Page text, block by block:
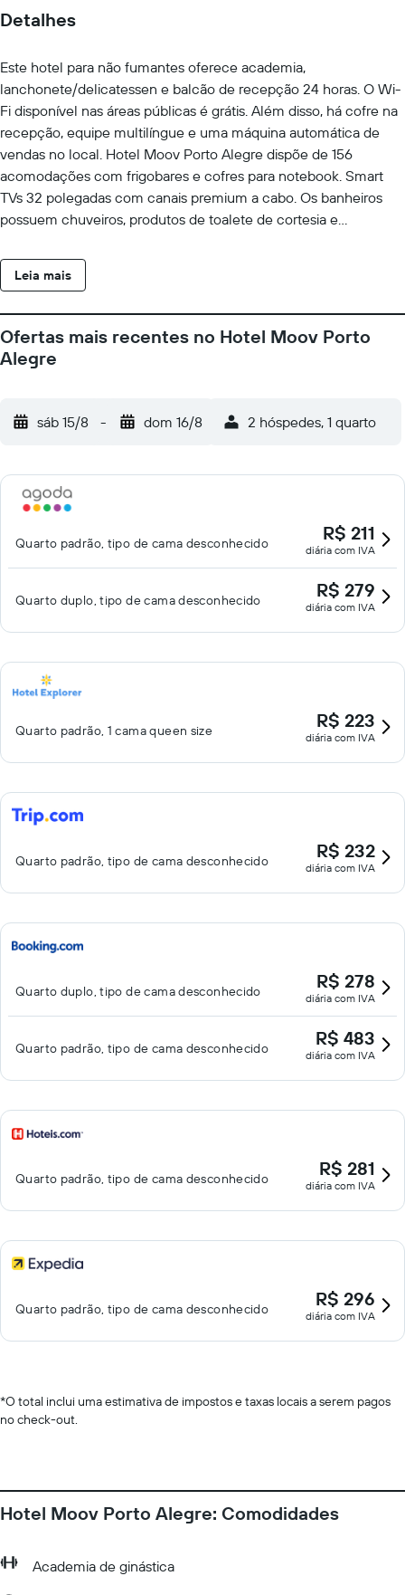
Detalhes
Este hotel para não fumantes oferece academia,
lanchonete/delicatessen e balcão de recepção 24 horas. O Wi-
Fi disponível nas áreas públicas é grátis. Além disso, há cofre na
recepção, equipe multilíngue e uma máquina automática de
vendas no local. Hotel Moov Porto Alegre dispõe de 156
acomodações com frigobares e cofres para notebook. Smart
TVs 32 polegadas com canais premium a cabo. Os banheiros
possuem chuveiros, produtos de toalete de cortesia e
gratuitamente. As comodidades para negócios incluem
escrivaninhas, cadeiras para escritório e telefones. O serviço de
oferecidas por hotel incluem uma academia.
Leia mais
Ofertas mais recentes no Hotel Moov Porto
Alegre
sáb 15/8 - dom 16/8 2 hóspedes, 1 quarto
Quarto padrão, tipo de cama desconhecido R$ 211
diária com IVA
Quarto duplo, tipo de cama desconhecido R$ 279
diária com IVA
Quarto padrão, 1 cama queen size R$ 223
diária com IVA
Quarto padrão, tipo de cama desconhecido R$ 232
diária com IVA
Quarto duplo, tipo de cama desconhecido R$ 278
diária com IVA
Quarto padrão, tipo de cama desconhecido R$ 483
diária com IVA
Quarto padrão, tipo de cama desconhecido R$ 281
diária com IVA
Quarto padrão, tipo de cama desconhecido R$ 296
diária com IVA
*O total inclui uma estimativa de impostos e taxas locais a serem pagos
no check-out.
Hotel Moov Porto Alegre: Comodidades
Academia de ginástica